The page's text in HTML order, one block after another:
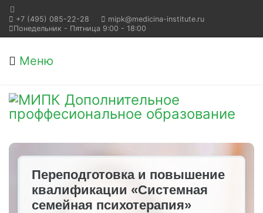
+7 (495) 085-22-28
mipk@medicina-institute.ru
Понедельник - Пятница 9:00 - 18:00
Меню
Переподготовка и повышение
квалификации «Системная
семейная психотерапия»